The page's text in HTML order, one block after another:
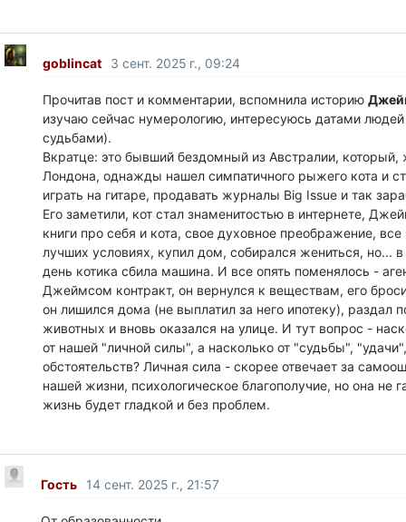
goblincat 3 сент. 2025 г., 09:24
Прочитав пост и комментарии, вспомнила историю
изучаю сейчас нумерологию, интересуюсь датами
судьбами).
Вкратце: это бывший бездомный из Австралии, который,
Лондона, однажды нашел симпатичного рыжего кота и
играть на гитаре, продавать журналы Big Issue и так
Его заметили, кот стал знаменитостью в интернете,
книги про себя и кота, свое духовное преображение,
лучших условиях, купил дом, собирался жениться, но...
день котика сбила машина. И все опять поменялось -
Джеймсом контракт, он вернулся к веществам, его
он лишился дома (не выплатил за него ипотеку), раздал
животных и вновь оказался на улице. И тут вопрос -
от нашей "личной силы", а насколько от "судьбы",
обстоятельств? Личная сила - скорее отвечает за
нашей жизни, психологическое благополучие, но она не
жизнь будет гладкой и без проблем.
Гость 14 сент. 2025 г., 21:57